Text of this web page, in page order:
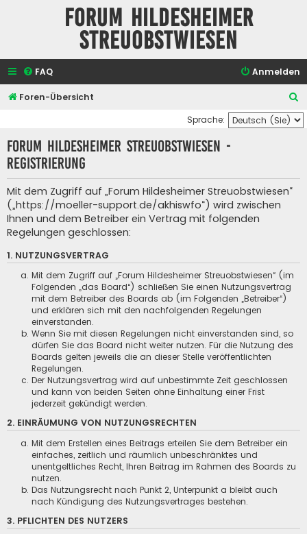
Forum Hildesheimer
Streuobstwiesen
FAQ Anmelden
Foren-Übersicht
u
c
Sprache:
Forum Hildesheimer Streuobstwiesen -
Registrierung
Mit dem Zugriff auf „Forum Hildesheimer Streuobstwiesen“
(„https://moeller-support.de/akhiswfo“) wird zwischen
Ihnen und dem Betreiber ein Vertrag mit folgenden
Regelungen geschlossen:
1. NUTZUNGSVERTRAG
Mit dem Zugriff auf „Forum Hildesheimer Streuobstwiesen“ (im
Folgenden „das Board“) schließen Sie einen Nutzungsvertrag
mit dem Betreiber des Boards ab (im Folgenden „Betreiber“)
und erklären sich mit den nachfolgenden Regelungen
einverstanden.
Wenn Sie mit diesen Regelungen nicht einverstanden sind, so
dürfen Sie das Board nicht weiter nutzen. Für die Nutzung des
Boards gelten jeweils die an dieser Stelle veröffentlichten
Regelungen.
Der Nutzungsvertrag wird auf unbestimmte Zeit geschlossen
und kann von beiden Seiten ohne Einhaltung einer Frist
jederzeit gekündigt werden.
2. EINRÄUMUNG VON NUTZUNGSRECHTEN
Mit dem Erstellen eines Beitrags erteilen Sie dem Betreiber ein
einfaches, zeitlich und räumlich unbeschränktes und
unentgeltliches Recht, Ihren Beitrag im Rahmen des Boards zu
nutzen.
Das Nutzungsrecht nach Punkt 2, Unterpunkt a bleibt auch
nach Kündigung des Nutzungsvertrages bestehen.
3. PFLICHTEN DES NUTZERS